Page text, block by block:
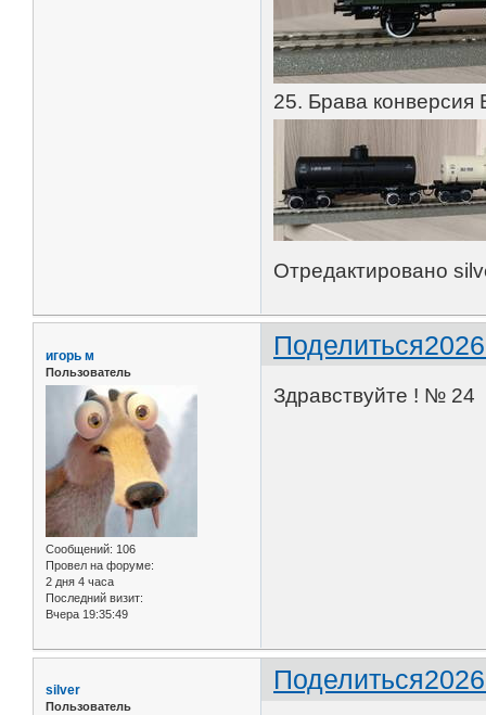
25. Брава
Отредактировано
Поделиться
игорь м
Пользователь
Сообщений: 106
Провел на форуме:
2 дня 4 часа
Последний визит:
Вчера 19:35:49
Здравствуйте ! № 24
Поделиться
silver
Пользователь